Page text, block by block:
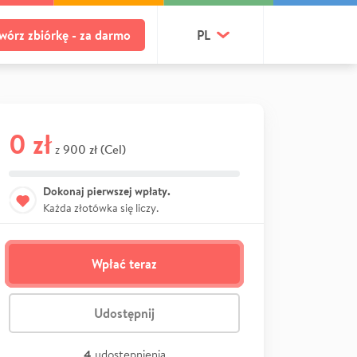
zbiórkę - za darmo PL
0 zł z 900 zł (Cel)
Dokonaj pierwszej wpłaty.
Każda złotówka się liczy.
Wpłać teraz
Udostępnij